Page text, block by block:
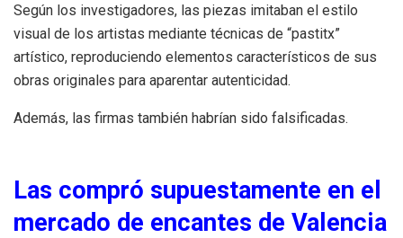
Según los investigadores, las piezas imitaban el estilo
visual de los artistas mediante técnicas de “pastitx”
artístico, reproduciendo elementos característicos de sus
obras originales para aparentar autenticidad.
Además, las firmas también habrían sido falsificadas.
Las compró supuestamente en el
mercado de encantes de Valencia